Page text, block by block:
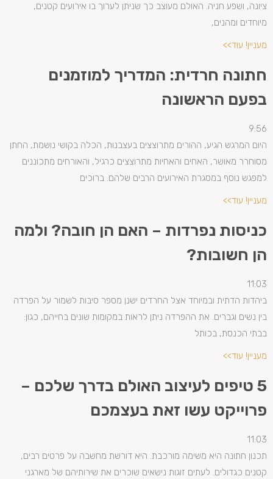
ציונה, ושפע חניה. האולם מעוצב כך שניתן לערוך בו אירועים קטנים,
מיוחדים ומהנים,
מעניין! עוד>>
חתונה חרדית: המדריך למוזמנים
בפעם הראשונה
9:56
היום המרגש הגיע, ההורים מתרוצצים בעצבנות, הכלה בקושי נושמת, החתן
מסוחרר מאושר, האחים והאחיות מתרוצצים כרגיל, והאורחים מתכוננים
למפגש נוסף במסגרת האירועים הרבים שלהם. ברוכים
מעניין! עוד>>
כניסות נפרדות – האם הן חובה? ולמה
הן חשובות?
11:03
ביהדות הדתית ובמיוחד אצל החרדים ישנן מספר סיבות לשמור על הפרדה
בין נשים וגברים. את ההפרדה ניתן לראות במקומות שונים בחייהם, כגון:
בבתי הכנסת, בכותל
מעניין! עוד>>
5 טיפים לעיצוב האולם בדרך שלכם –
פרוייקט עשו זאת בעצמכם
11:03
תכנון חתונה היא משימה מורכבת. היא דורשת מחשבה על פרטים רבים,
קטנים כגדולים. לעתים זוגות נישאים שוכרים את שירותיהם של מארגני